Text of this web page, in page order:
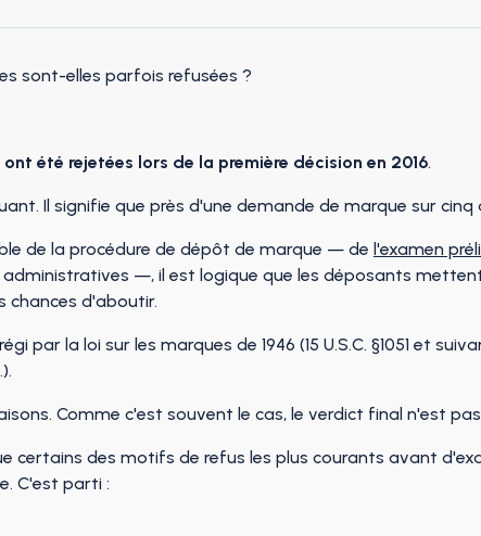
sont-elles parfois refusées ?
ont été rejetées lors de la première décision en 2016.
Il signifie que près d'une demande de marque sur cinq
de la procédure de dépôt de marque — de l'examen
—, il est logique que les déposants
chances d'aboutir.
par la loi sur les marques de 1946 (15 U.S.C. §1051 et
Comme c'est souvent le cas, le verdict final n'est
certains des motifs de refus les plus courants avant
C'est parti :